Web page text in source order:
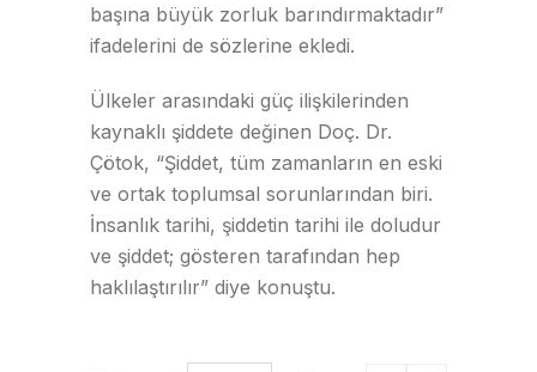
başına büyük zorluk barındırmaktadır”
ifadelerini de sözlerine ekledi.
Ülkeler arasındaki güç ilişkilerinden
kaynaklı şiddete değinen Doç. Dr.
Çötok, “Şiddet, tüm zamanların en eski
ve ortak toplumsal sorunlarından biri.
İnsanlık tarihi, şiddetin tarihi ile doludur
ve şiddet; gösteren tarafından hep
haklılaştırılır” diye konuştu.